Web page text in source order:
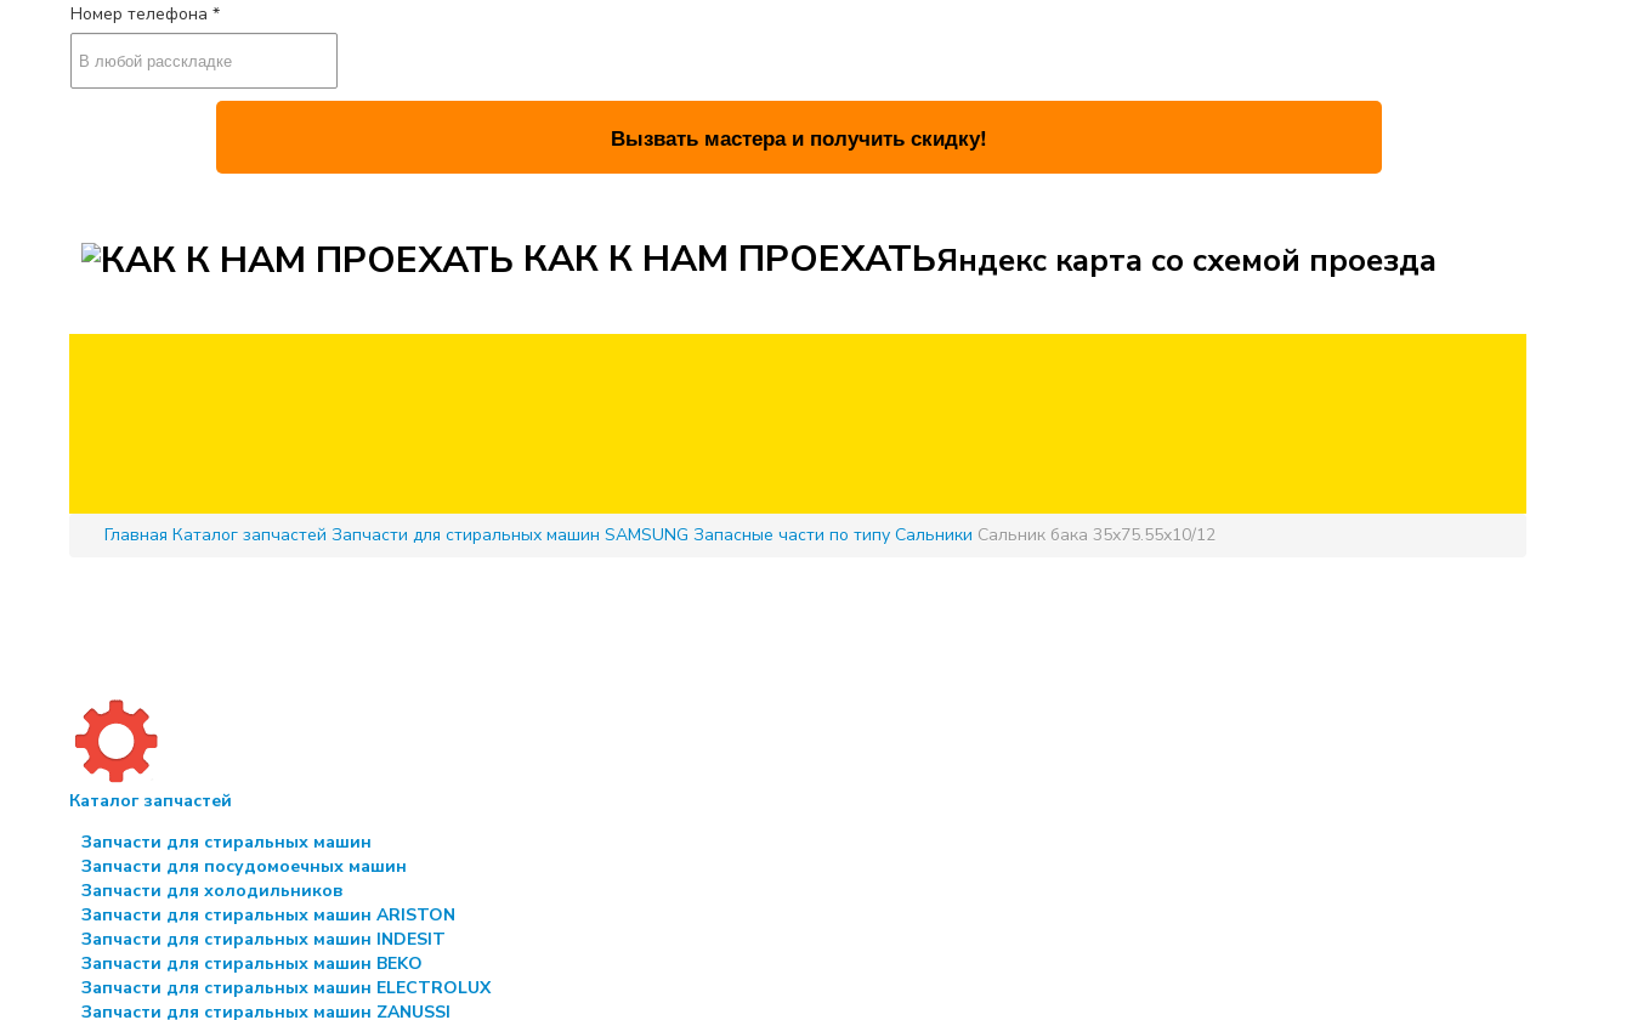
Номер телефона *
КАК К НАМ ПРОЕХАТЬЯндекс карта со схемой проезда
Главная Каталог запчастей Запчасти для стиральных машин SAMSUNG Запасные части по типу Сальники Сальник бака 35x75.55х10/12
Каталог запчастей
Запчасти для стиральных машин
Запчасти для посудомоечных машин
Запчасти для холодильников
Запчасти для стиральных машин ARISTON
Запчасти для стиральных машин INDESIT
Запчасти для стиральных машин BEKO
Запчасти для стиральных машин ELECTROLUX
Запчасти для стиральных машин ZANUSSI